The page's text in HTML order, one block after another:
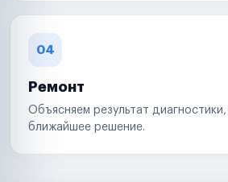
04
Ремонт
Объясняем результат
ближайшее решение.